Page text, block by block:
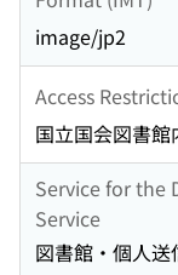
image/jp2
Access
国立国会図書館
Service for the
Service
図書館・個人送